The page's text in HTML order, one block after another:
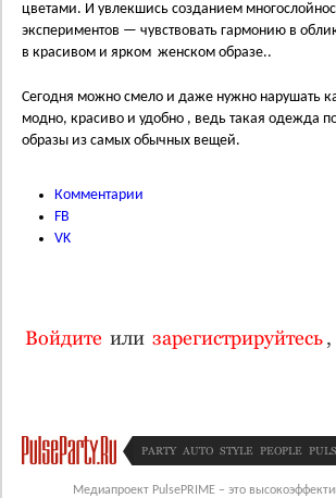
цветами. И увлекшись созданием
экспериментов — чувствовать гармонию в
в красивом и ярком женском образе..
Сегодня можно смело и даже нужно нарушать
модно, красиво и удобно , ведь такая одежда
образы из самых обычных вещей.
Комментарии
FB
VK
Войдите или зарегистрируйтесь
PARTY AUTO STYLE PEOPLE
Медиапроект PulsePRIME – это